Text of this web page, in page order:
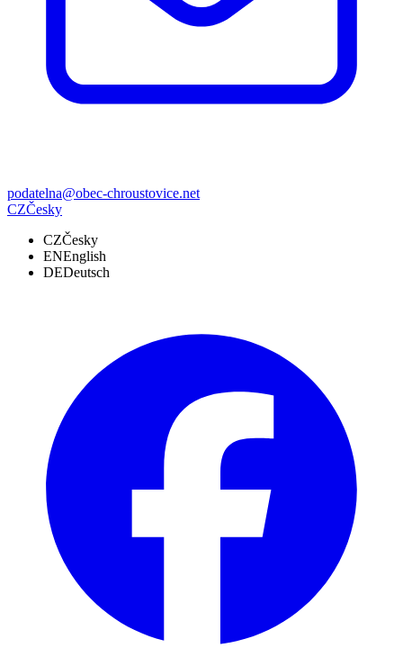
podatelna@obec-chroustovice.net
CZČesky
CZČesky
ENEnglish
DEDeutsch